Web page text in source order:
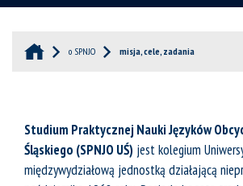
o SPNJO misja, cele, zadania
Studium Praktycznej Nauki Języków
Śląskiego (SPNJO UŚ) jest kolegium
międzywydziałową jednostką działającą